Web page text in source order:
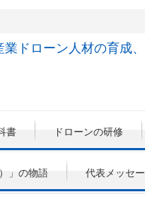
業ドローン人材の育成
書 ドローンの研修
」の物語 代表メッセ